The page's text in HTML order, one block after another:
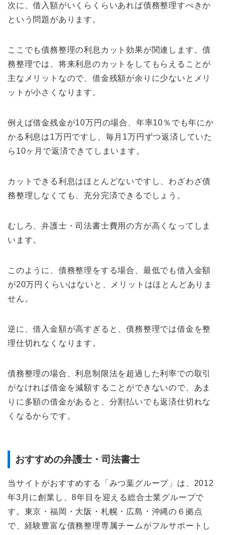
次に、借入額がいくらくらいあれば債務整理すべきか
という問題があります。
ここでも債務整理の利息カット効果が関連します。債
務整理では、将来利息のカットをしてもらえることが
主なメリットなので、借金残額が余りに少ないとメリ
ットが小さくなります。
例えば借金残金が10万円の場合、年率10％でも年にか
かる利息は1万円ですし、毎月1万円ずつ返済していた
ら10ヶ月で返済できてしまいます。
カットできる利息はほとんどないですし、わざわざ債
務整理しなくても、充分完済できるでしょう。
むしろ、弁護士・司法書士費用の方が高くなってしま
います。
このように、債務整理をする場合、最低でも借入金額
が20万円くらいはないと、メリットはほとんどありま
せん。
逆に、借入金額が高すぎると、債務整理では借金を整
理仕切れなくなります。
債務整理の場合、利息制限法を超過した利率での取引
がなければ借金を減額することができないので、あま
りに多額の借金があると、分割払いでも返済仕切れな
くなるからです。
おすすめの弁護士・司法書士
当サイトがおすすめする「みつ葉グループ」は、2012
年3月に創業し、8年目を迎える総合士業グループで
す。東京・福岡・大阪・札幌・広島・沖縄の６拠点
で、経験豊富な債務整理専属チームがフルサポートし